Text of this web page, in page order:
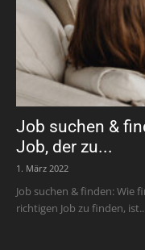
Job suchen &
Job, der zu...
1. März 2022
Job suchen & finden: Wie
richtigen Job zu finden,